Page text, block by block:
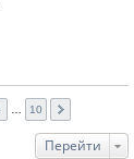
10
Перейти